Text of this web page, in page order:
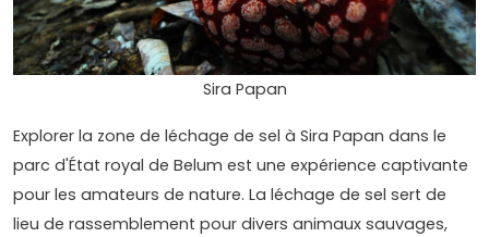
Sira Papan
Explorer la zone de léchage de sel à Sira Papan dans le
parc d'État royal de Belum est une expérience captivante
pour les amateurs de nature. La léchage de sel sert de
lieu de rassemblement pour divers animaux sauvages,